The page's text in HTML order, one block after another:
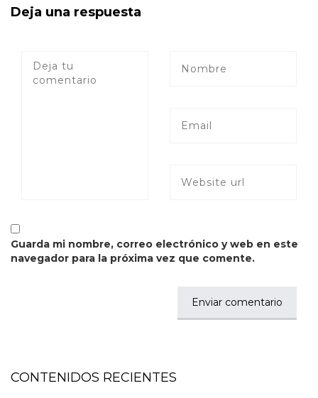
Deja una respuesta
Guarda mi nombre, correo electrónico y web en este
navegador para la próxima vez que comente.
CONTENIDOS RECIENTES